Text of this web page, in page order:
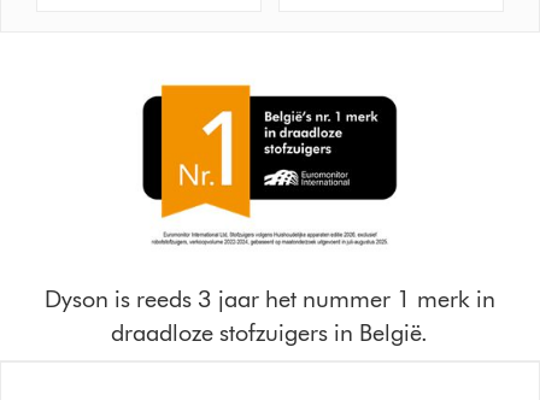
Dyson is reeds 3 jaar het nummer 1 merk in
draadloze stofzuigers in België.